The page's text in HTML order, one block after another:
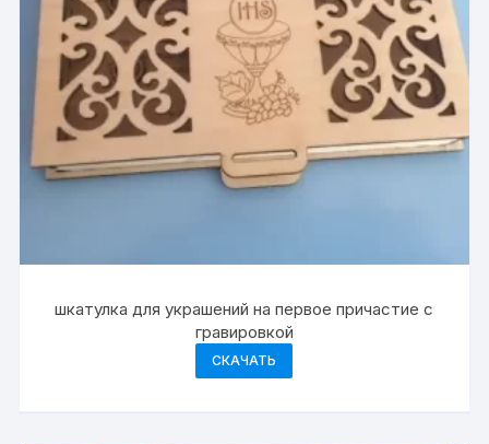
шкатулка для украшений на первое причастие с
гравировкой
СКАЧАТЬ